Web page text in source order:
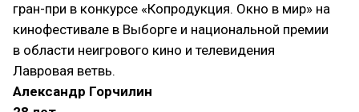
гран-при в конкурсе «Копродукция. Окно в мир» на
кинофестивале в Выборге и национальной премии
в области неигрового кино и телевидения
Лавровая ветвь.
Александр Горчилин